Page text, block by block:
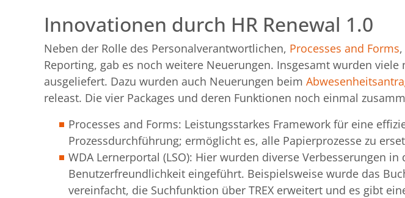
Innovationen durch HR Renewal 1.0
Neben der Rolle des Personalverantwortlichen, Processes and Forms
Reporting, gab es noch weitere Neuerungen. Insgesamt wurden viele
ausgeliefert. Dazu wurden auch Neuerungen beim
releast. Die vier Packages und deren Funktionen noch einmal
Processes and Forms: Leistungsstarkes Framework für eine
Prozessdurchführung; ermöglicht es, alle Papierprozesse zu
WDA Lernerportal (LSO): Hier wurden diverse Verbesserungen
Benutzerfreundlichkeit eingeführt. Beispielsweise wurde das
vereinfacht, die Suchfunktion über TREX erweitert und es gibt